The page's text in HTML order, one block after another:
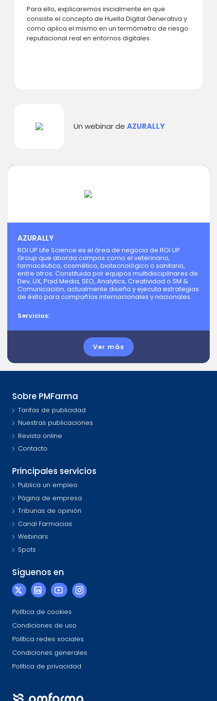
Para ello, explicaremos inicialmente en que
consiste el concepto de Huella Digital Generativa y
como aplica el mismo en un termómetro de riesgo
reputacional real en entornos digitales.
Un webinar de AZURALLY
AZURALLY
ROI UP Life Science es el área de negocio de ROI UP
Group que aborda campos como el veterinario,
farmacéutico, cosmético, biotecnológico o sanitario,
entre otros. Constituida por equipos multidisciplinares de
Dev, UX, Paid Media, SEO, Analytics, Creatividad o SM &
Comunicación, actualmente diseña y ejecuta estrategias
de éxito para compañías internacionales y nacionales.
Servicios:
Ver más
Sobre PMFarma
Tarifas de publicidad
Nuestras publicaciones
Revista online
Contacto
Principales servicios
Publica un empleo
Página de empresa
Tribunas de opinión
Canal Farmacias
Webinars
Spots
Síguenos en
Política de cookies
Condiciones de uso
Política redes sociales
Condiciones generales
Política de privacidad